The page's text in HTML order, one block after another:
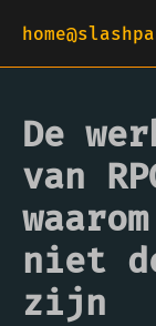
De
van
niet
zijn